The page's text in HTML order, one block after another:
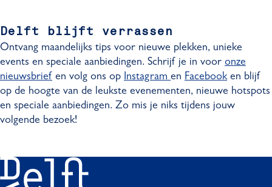
Delft blijft verrassen
Ontvang maandelijks tips voor nieuwe plekken, unieke
events en speciale aanbiedingen. Schrijf je in voor onze
nieuwsbrief en volg ons op Instagram en Facebooken blijf
op de hoogte van de leukste evenementen, nieuwe hotspots
en speciale aanbiedingen. Zo mis je niks tijdens jouw
volgende bezoek!